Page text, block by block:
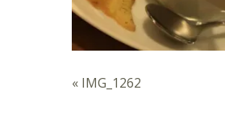
« IMG_1262